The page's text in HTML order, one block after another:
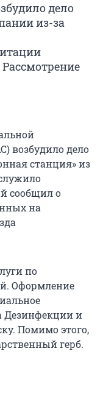
дело
из-за
возбудило дело
станция» из
сообщил о
на
по
Оформление
Дезинфекции и
Помимо этого,
герб.